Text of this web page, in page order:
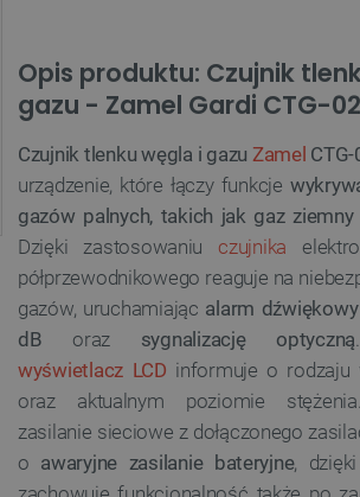
Opis produktu: Czujnik
gazu - Zamel Gardi CTG-02
Czujnik tlenku węgla i gazu Zamel
urządzenie, które łączy funkcje
gazów palnych, takich jak gaz
Dzięki zastosowaniu czujnika
półprzewodnikowego reaguje na
gazów, uruchamiając alarm
dB oraz sygnalizację optyczną
wyświetlacz LCD informuje o rodzaju
oraz aktualnym poziomie
zasilanie sieciowe z dołączonego
o awaryjne zasilanie bateryjne,